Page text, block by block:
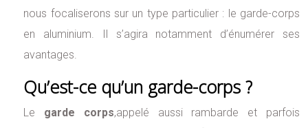
nous focaliserons sur un type particulier : le garde-corps
en aluminium. Il s’agira notamment d’énumérer ses
avantages.
Qu’est-ce qu’un garde-corps ?
Le garde corps,appelé aussi rambarde et parfois